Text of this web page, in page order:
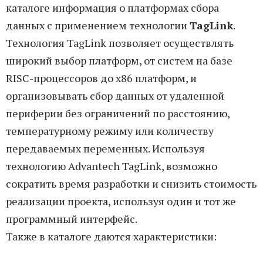
каталоге информация о платформах сбора
данных с применением технологии TagLink.
Технология TagLink позволяет осуществлять
широкий выбор платформ, от систем на базе
RISC-процессоров до x86 платформ, и
организовывать сбор данных от удаленной
периферии без ограничений по расстоянию,
температурному режиму или количеству
передаваемых переменных. Используя
технологию Advantech TagLink, возможно
сократить время разработки и снизить стоимость
реализации проекта, используя один и тот же
программный интерфейс.
Также в каталоге даются характеристики: